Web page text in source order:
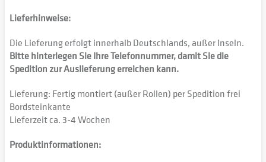
Lieferhinweise:
Die Lieferung erfolgt innerhalb Deutschlands, außer Inseln.
Bitte hinterlegen Sie Ihre Telefonnummer, damit Sie die
Spedition zur Auslieferung erreichen kann.
Lieferung: Fertig montiert (außer Rollen) per Spedition frei
Bordsteinkante
Lieferzeit ca. 3-4 Wochen
Produktinformationen: